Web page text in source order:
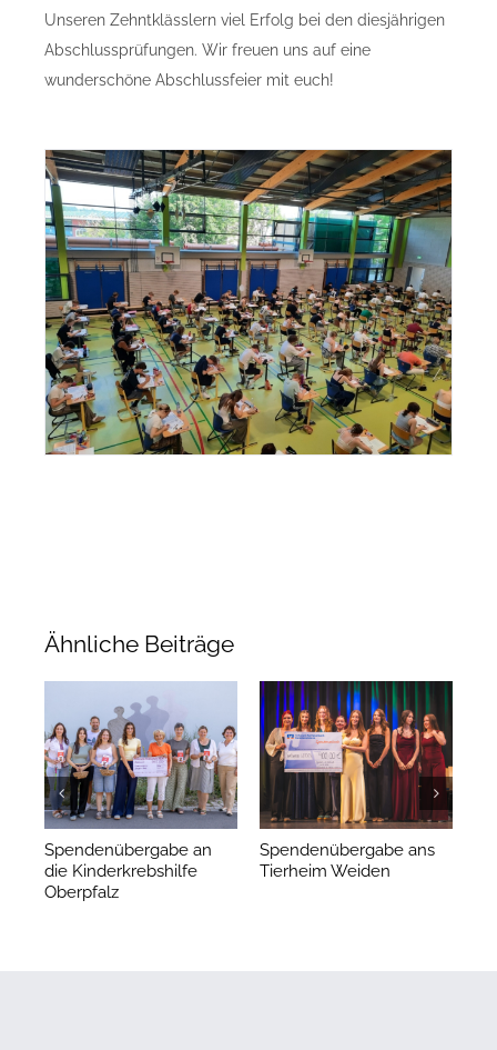
Unseren Zehntklässlern viel Erfolg bei den diesjährigen
Abschlussprüfungen. Wir freuen uns auf eine
wunderschöne Abschlussfeier mit euch!
Ähnliche Beiträge
Spendenübergabe an
die Kinderkrebshilfe
Oberpfalz
Spendenübergabe ans
Tierheim Weiden